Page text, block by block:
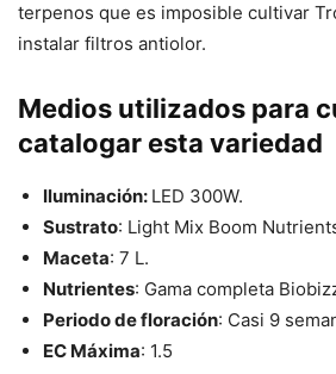
terpenos que es imposible cultivar
instalar filtros antiolor.
Medios utilizados para
catalogar esta variedad
Iluminación: LED 300W.
Sustrato: Light Mix Boom
Maceta: 7 L.
Nutrientes: Gama completa
Periodo de floración: Casi 9
EC Máxima: 1.5